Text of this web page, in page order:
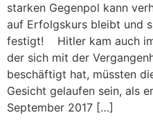
starken Gegenpol kann
auf Erfolgskurs bleibt und
festigt! Hitler kam auch
der sich mit der
beschäftigt hat, müssten
Gesicht gelaufen sein, als
September 2017 […]